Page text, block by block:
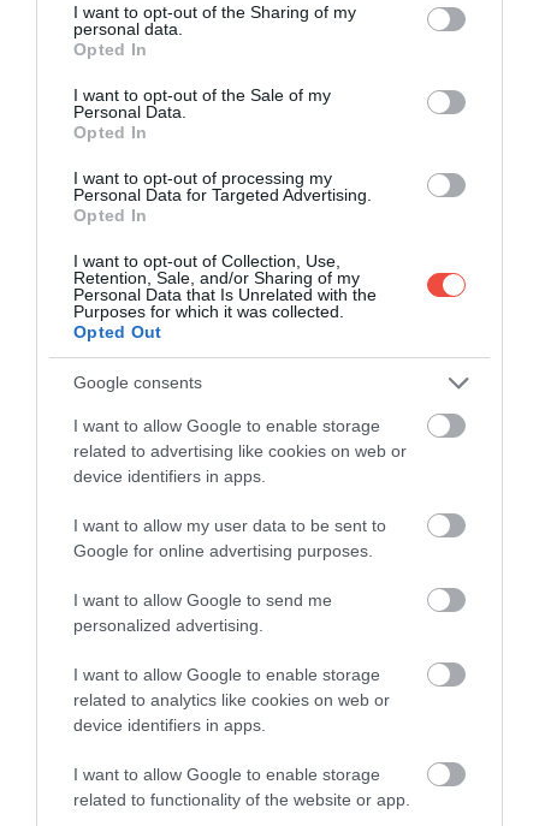
not limited to your visit or usage behaviour. You may click to
grant or deny consent to Google and its third-party tags to
use your data for below specified purposes in below Google
consent section.
I want to opt-out of the Sharing of my
personal data.
Opted In
I want to opt-out of the Sale of my
Personal Data.
Opted In
I want to opt-out of processing my
Personal Data for Targeted Advertising.
Opted In
I want to opt-out of Collection, Use,
Retention, Sale, and/or Sharing of my
Personal Data that Is Unrelated with the
Purposes for which it was collected.
Opted Out
Google consents
I want to allow Google to enable storage
related to advertising like cookies on web or
device identifiers in apps.
I want to allow my user data to be sent to
Google for online advertising purposes.
I want to allow Google to send me
personalized advertising.
I want to allow Google to enable storage
related to analytics like cookies on web or
device identifiers in apps.
I want to allow Google to enable storage
related to functionality of the website or app.
ÍGY KÉSZÍTSÜK EL:
View this post on Instagram
Egy robotgép segítségével keverjük össze a